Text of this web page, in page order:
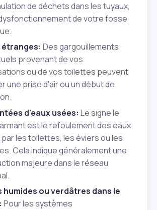
de déchets dans les tuyaux,
de votre fosse
étranges: Des gargouillements
provenant de vos
ou de vos toilettes peuvent
une prise d'air ou un début de
d'eaux usées: Le signe le
est le refoulement des eaux
les toilettes, les éviers ou les
Cela indique généralement une
majeure dans le réseau
humides ou verdâtres dans le
Pour les systèmes